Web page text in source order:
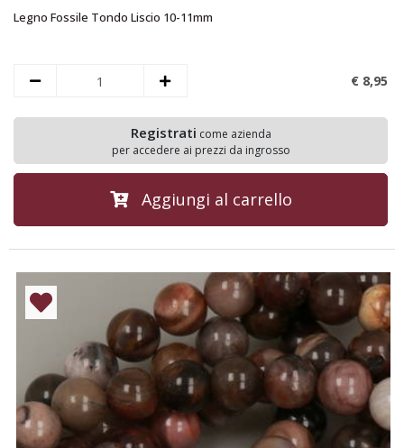
Legno Fossile Tondo Liscio 10-11mm
€ 8,95
Registrati come azienda
per accedere ai prezzi da ingrosso
Aggiungi al carrello